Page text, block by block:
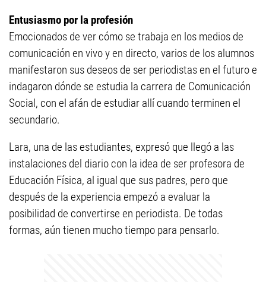
Entusiasmo por la profesión
Emocionados de ver cómo se trabaja en los medios de
comunicación en vivo y en directo, varios de los alumnos
manifestaron sus deseos de ser periodistas en el futuro e
indagaron dónde se estudia la carrera de Comunicación
Social, con el afán de estudiar allí cuando terminen el
secundario.
Lara, una de las estudiantes, expresó que llegó a las
instalaciones del diario con la idea de ser profesora de
Educación Física, al igual que sus padres, pero que
después de la experiencia empezó a evaluar la
posibilidad de convertirse en periodista. De todas
formas, aún tienen mucho tiempo para pensarlo.